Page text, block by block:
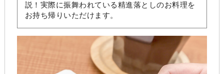
説！実際に振舞われている精進落としのお料理を
お持ち帰りいただけます。